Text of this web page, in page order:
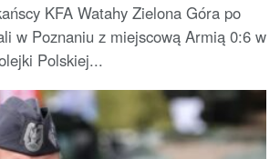
KFA Watahy Zielona Góra po
w Poznaniu z miejscową Armią 0:6 w
Polskiej...